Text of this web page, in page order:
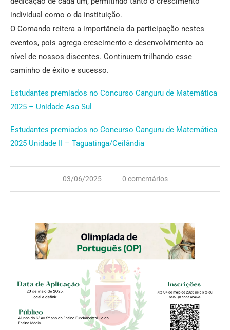
individual como o da Instituição.
O Comando reitera a importância da participação nestes
eventos, pois agrega crescimento e desenvolvimento ao
nível de nossos discentes. Continuem trilhando esse
caminho de êxito e sucesso.
Estudantes premiados no Concurso Canguru de Matemática
2025 – Unidade Asa Sul
Estudantes premiados no Concurso Canguru de Matemática
2025 Unidade II – Taguatinga/Ceilândia
03/06/2025 0 comentários